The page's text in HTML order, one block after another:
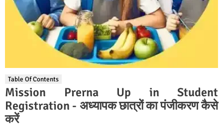
Table Of Contents
Mission Prerna Up in Student
Registration - अध्यापक छात्रों का पंजीकरण कैसे
करें